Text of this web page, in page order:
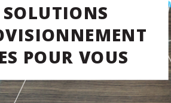
SOLUTIONS
POUR VOUS